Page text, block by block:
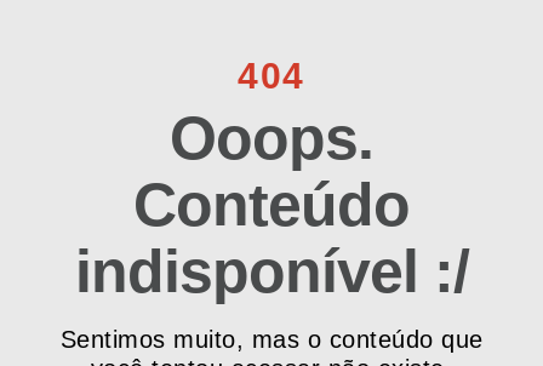
404
Ooops.
Conteúdo
indisponível :/
Sentimos muito, mas o conteúdo que